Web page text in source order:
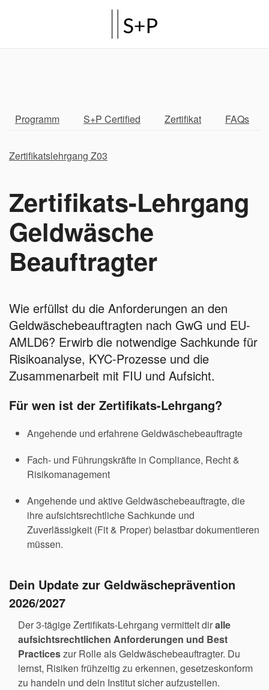
Programm S+P Certified Zertifikat FAQs
Zertifikatslehrgang Z03
Zertifikats-Lehrgang
Geldwäsche
Beauftragter
Wie erfüllst du die Anforderungen an den
Geldwäschebeauftragten nach GwG und EU-
AMLD6? Erwirb die notwendige Sachkunde für
Risikoanalyse, KYC-Prozesse und die
Zusammenarbeit mit FIU und Aufsicht.
Für wen ist der Zertifikats-Lehrgang?
Angehende und erfahrene Geldwäschebeauftragte
Fach- und Führungskräfte in Compliance, Recht &
Risikomanagement
Angehende und aktive Geldwäschebeauftragte, die
ihre aufsichtsrechtliche Sachkunde und
Zuverlässigkeit (Fit & Proper) belastbar dokumentieren
müssen.
Dein Update zur Geldwäscheprävention
2026/2027
Der 3-tägige Zertifikats-Lehrgang vermittelt diralle
aufsichtsrechtlichen Anforderungen und Best
Practiceszur Rolle als Geldwäschebeauftragter. Du
lernst, Risiken frühzeitig zu erkennen, gesetzeskonform
zu handeln und dein Institut sicher aufzustellen.